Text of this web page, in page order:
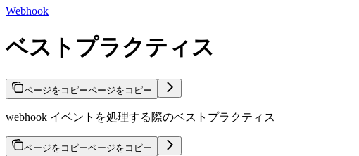
Webhook
ベストプラクティス
ページをコピーページをコピー
webhook イベントを処理する際のベストプラクティス
ページをコピーページをコピー